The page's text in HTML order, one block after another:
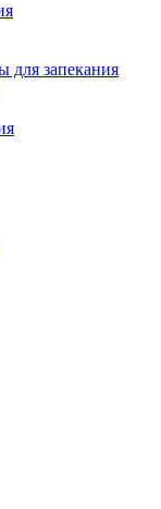
для запекания